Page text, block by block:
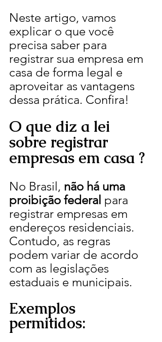
Neste artigo, vamos
explicar o que você
precisa saber para
registrar sua empresa em
casa de forma legal e
aproveitar as vantagens
dessa prática. Confira!
O que diz a lei
sobre registrar
empresas em casa ?
No Brasil, não há uma
proibição federal para
registrar empresas em
endereços residenciais.
Contudo, as regras
podem variar de acordo
com as legislações
estaduais e municipais.
Exemplos
permitidos: